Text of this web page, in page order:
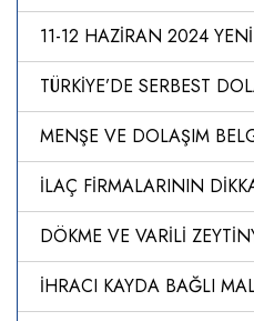
MENŞE VE DOLAŞIM
İLAÇ FİRMALARININ
DÖKME VE VARİLİ
İHRACI KAYDA BAĞLI